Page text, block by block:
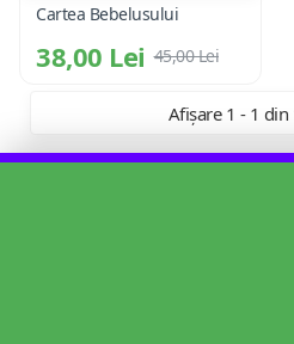
Cartea Bebelusului
38,00 Lei 45,00 Lei
Afișare 1 - 1